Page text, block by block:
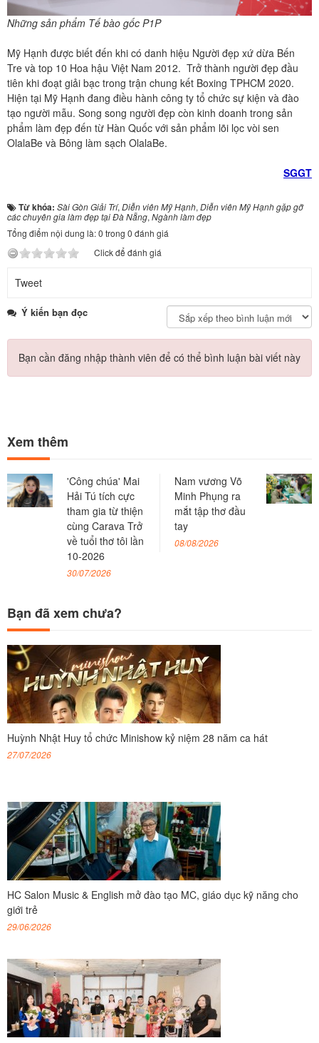
Những sản phẩm Tế bào gốc P1P
Mỹ Hạnh được biết đến khi có danh hiệu Người đẹp xứ dừa Bến
Tre và top 10 Hoa hậu Việt Nam 2012. Trở thành người đẹp đầu
tiên khi đoạt giải bạc trong trận chung kết Boxing TPHCM 2020.
Hiện tại Mỹ Hạnh đang điều hành công ty tổ chức sự kiện và đào
tạo người mẫu. Song song người đẹp còn kinh doanh trong sản
phẩm làm đẹp đến từ Hàn Quốc với sản phẩm lõi lọc vòi sen
OlalaBe và Bông làm sạch OlalaBe.
SGGT
Từ khóa: Sài Gòn Giải Trí, Diễn viên Mỹ Hạnh, Diễn viên Mỹ Hạnh gặp gỡ
các chuyên gia làm đẹp tại Đà Nẵng, Ngành làm đẹp
Tổng điểm nội dung là: 0 trong 0 đánh giá
Click để đánh giá
Tweet
Ý kiến bạn đọc
Bạn cần đăng nhập thành viên để có thể bình luận bài viết này
Xem thêm
'Công chúa' Mai
Hải Tú tích cực
tham gia từ thiện
cùng Carava Trở
về tuổi thơ tôi lần
10-2026
30/07/2026
Nam vương Võ
Minh Phụng ra
mắt tập thơ đầu
tay
08/08/2026
Bạn đã xem chưa?
Huỳnh Nhật Huy tổ chức Minishow kỷ niệm 28 năm ca hát
27/07/2026
HC Salon Music & English mở đào tạo MC, giáo dục kỹ năng cho
giới trẻ
29/06/2026